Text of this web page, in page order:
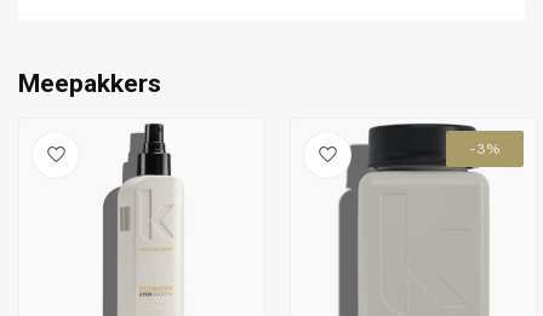
CombiDeals
Meepakkers
-3%